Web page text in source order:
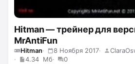
Hitman — трейнер для
MrAntiFun
Hitman 8 Ноября 2017
4.34 Мб
0